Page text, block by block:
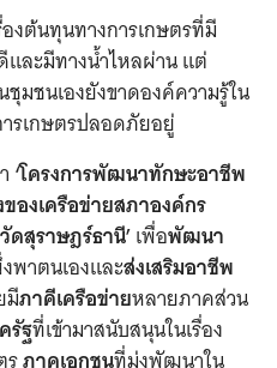
งต้นทุนทางการเกษตรที่มี
ละมีทางน้ำไหลผ่านแต่
มชนเองยังขาดองค์ความรู้ใน
รเกษตรปลอดภัยอยู่
‘โครงการพัฒนาทักษะอาชีพ
องเครือข่ายสภาองค์กร
ดสุราษฎร์ธานี’เพื่อพัฒนา
พาตนเองและส่งเสริมอาชีพ
มีภาคีเครือข่ายหลายภาคส่วน
รัฐที่เข้ามาสนับสนุนในเรื่อง